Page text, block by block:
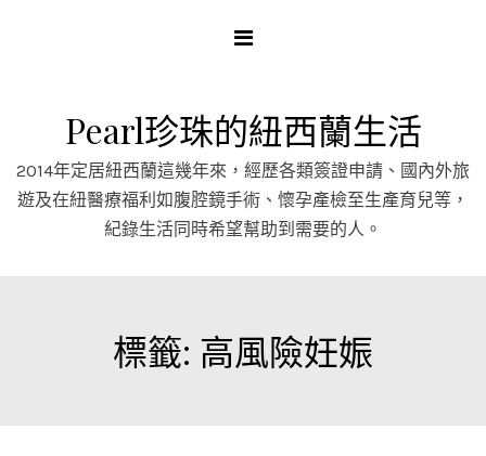
Pearl珍珠的紐西蘭生活
2014年定居紐西蘭這幾年來，經歷各類簽證申請、國內外旅
遊及在紐醫療福利如腹腔鏡手術、懷孕產檢至生產育兒等，
紀錄生活同時希望幫助到需要的人。
標籤: 高風險妊娠